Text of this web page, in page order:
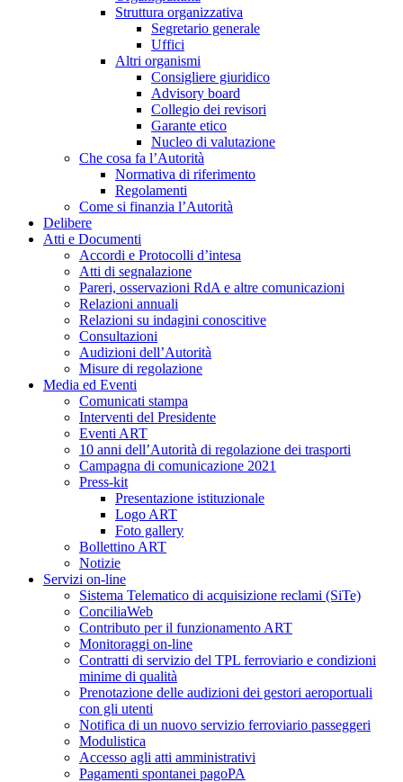
Struttura organizzativa
Segretario generale
Uffici
Altri organismi
Consigliere giuridico
Advisory board
Collegio dei revisori
Garante etico
Nucleo di valutazione
Che cosa fa l’Autorità
Normativa di riferimento
Regolamenti
Come si finanzia l’Autorità
Delibere
Atti e Documenti
Accordi e Protocolli d’intesa
Atti di segnalazione
Pareri, osservazioni RdA e altre comunicazioni
Relazioni annuali
Relazioni su indagini conoscitive
Consultazioni
Audizioni dell’Autorità
Misure di regolazione
Media ed Eventi
Comunicati stampa
Interventi del Presidente
Eventi ART
10 anni dell’Autorità di regolazione dei trasporti
Campagna di comunicazione 2021
Press-kit
Presentazione istituzionale
Logo ART
Foto gallery
Bollettino ART
Notizie
Servizi on-line
Sistema Telematico di acquisizione reclami (SiTe)
ConciliaWeb
Contributo per il funzionamento ART
Monitoraggi on-line
Contratti di servizio del TPL ferroviario e condizioni
minime di qualità
Prenotazione delle audizioni dei gestori aeroportuali
con gli utenti
Notifica di un nuovo servizio ferroviario passeggeri
Modulistica
Accesso agli atti amministrativi
Pagamenti spontanei pagoPA